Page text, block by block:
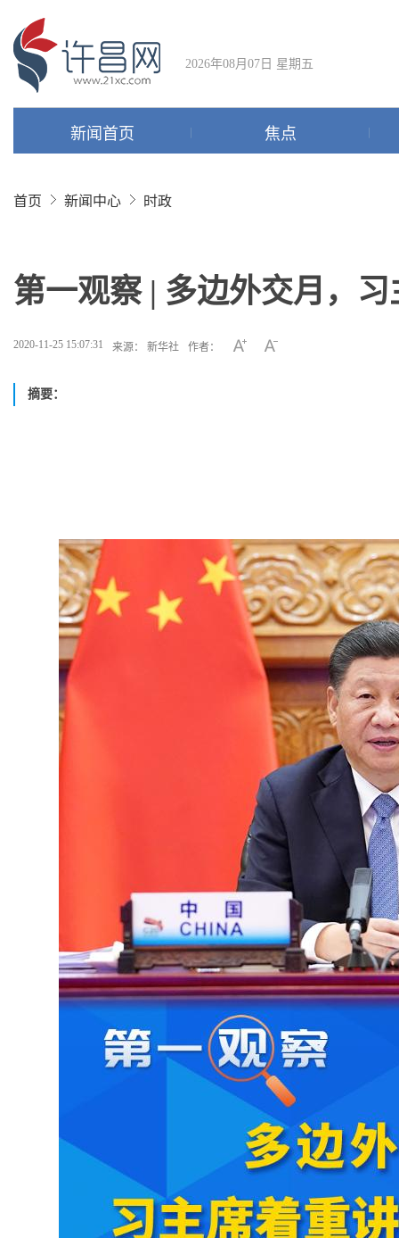
2026年08月07日 星期五
新闻首页 焦点
首页 新闻中心 时政
第一观察 | 多边外交月，
2020-11-25 15:07:31 来源： 新华社 作者：
摘要：